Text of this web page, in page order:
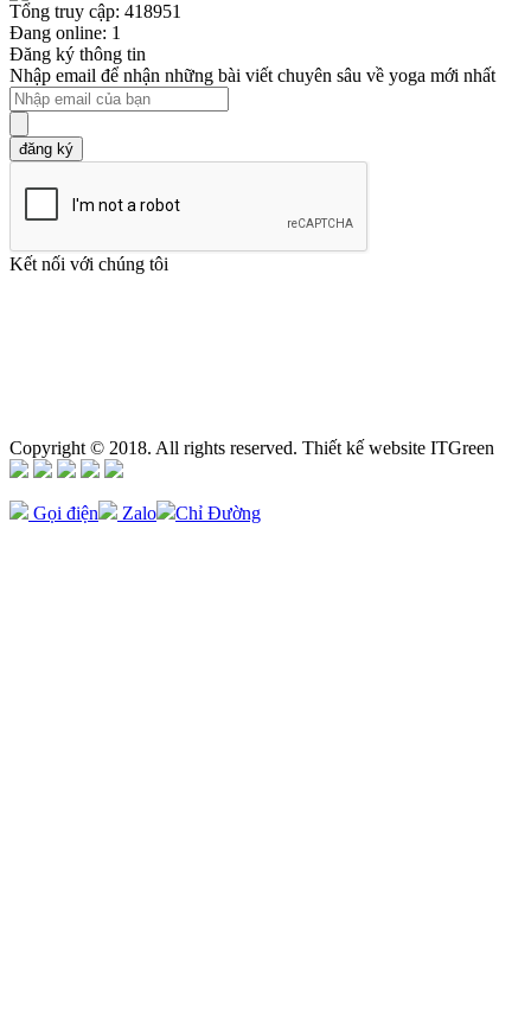
Tổng truy cập: 418951
Đang online: 1
Đăng ký thông tin
Nhập email để nhận những bài viết chuyên sâu về yoga mới nhất
đăng ký
Kết nối với chúng tôi
Copyright © 2018. All rights reserved. Thiết kế website ITGreen
Gọi điện Zalo Chỉ Đường